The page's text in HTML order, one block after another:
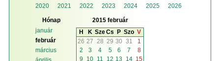
2020
2021 2022 2023 2024 2025 2026
Hónap
január
február
március
2015 február
H
K SzeCs P Szo V
26 27 28 29 30 31
1
2
3 4 5 6 7
8
9
10 11 12 13 14 15